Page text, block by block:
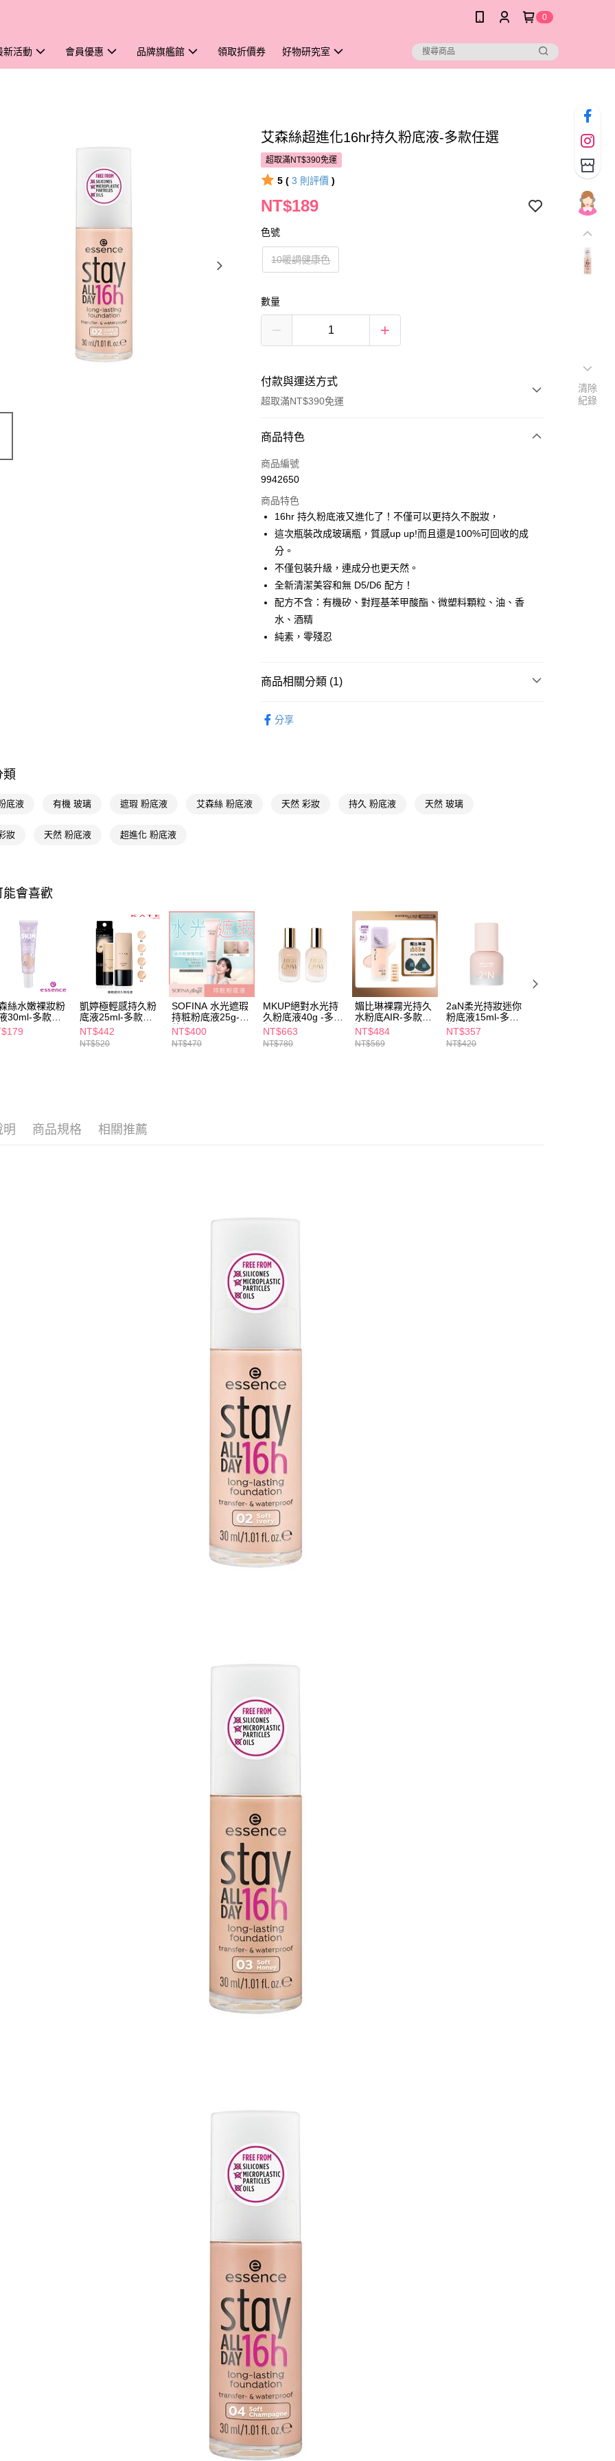
0
新活動 會員優惠 品牌旗艦館 領取折價券 好物研究室
艾森絲超進化16hr持久粉底液-多款任選
超取滿NT$390免運
5 ( 3 則評價 )
NT$189
色號
10暖調健康色
數量
付款與運送方式
超取滿NT$390免運
付款方式
POYA支付
超商取貨付款
LINE Pay
Apple Pay
街口支付
悠遊付
Google Pay
相關說明
便利好安心！
付」結帳頁面，進行簡訊認證並確認金額後，即可完成結帳。
https://netprotections.freshdesk.com/support/home
【注意事項】
１．透過由恩沛科技股份有限公司提供之「AFTEE先享後付」服務完成之
交易，需依本服務之必要範圍內提供個人資料，並將交易相關給付款項請
求債權轉讓予恩沛科技股份有限公司。
２．關於個人資料處理事宜，請瀏覽以下網址：
https://aftee.tw/terms/#terms3
３．未成年的使用者請事先徵得法定代理人或監護人之同意方可使用
「AFTEE先享後付」，若未經同意申辦者引起之損失，本公司不負相關責
任。
每筆NT$65，滿NT$490(含以上)免運費
7-11取貨付款
每筆NT$65，滿NT$490(含以上)免運費
每筆NT$65，滿NT$490(含以上)免運費
宅配(本島)
商品特色
商品編號
9942650
商品特色
16hr 持久粉底液又進化了！不僅可以更持久不脫妝，
這次瓶裝改成玻璃瓶，質感up up!而且還是100%可回收的成
分。
不僅包裝升級，連成分也更天然。
全新清潔美容和無 D5/D6 配方！
配方不含：有機矽、對羥基苯甲酸酯、微塑料顆粒、油、香
水、酒精
純素，零殘忍
商品相關分類 (1)
分享
類
底液 有機 玻璃 遮瑕 粉底液 艾森絲 粉底液 天然 彩妝 持久 粉底液 天然 玻璃
妝 天然 粉底液 超進化 粉底液
能會喜歡
絲水嫩裸妝粉
30ml-多款任
凱婷極輕感持久粉
底液25ml-多款任
選
NT$442
NT$520
SOFINA 水光遮瑕
持粧粉底液25g-多
款任選
NT$400
NT$470
MKUP絕對水光持
久粉底液40g -多款
任選
NT$663
NT$780
媚比琳裸霧光持久
水粉底AIR-多款任
選
NT$484
NT$569
2aN柔光持妝迷你
粉底液15ml-多款
任選
NT$357
NT$420
明 商品規格 相關推薦
清除
紀錄